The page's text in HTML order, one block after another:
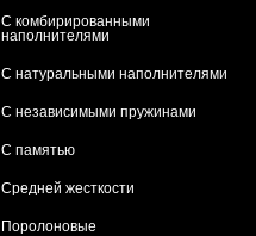
С комбирированными
наполнителями
С натуральными наполнителями
С независимыми пружинами
С памятью
Средней жесткости
Поролоновые